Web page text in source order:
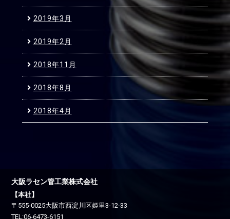
2019年3月
2019年2月
2018年11月
2018年8月
2018年4月
大阪ラセン管工業株式会社
【本社】
〒555-0025大阪市西淀川区姫里3-12-33
TEL:06-6473-6151